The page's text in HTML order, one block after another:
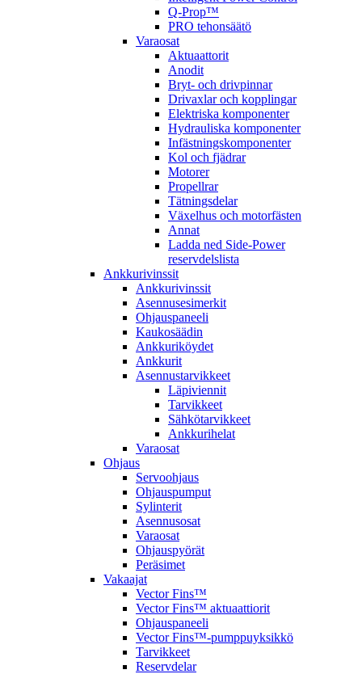
Q-Prop™
PRO tehonsäätö
Varaosat
Aktuaattorit
Anodit
Bryt- och drivpinnar
Drivaxlar och kopplingar
Elektriska komponenter
Hydrauliska komponenter
Infästningskomponenter
Kol och fjädrar
Motorer
Propellrar
Tätningsdelar
Växelhus och motorfästen
Annat
Ladda ned Side-Power
reservdelslista
Ankkurivinssit
Ankkurivinssit
Asennusesimerkit
Ohjauspaneeli
Kaukosäädin
Ankkuriköydet
Ankkurit
Asennustarvikkeet
Läpiviennit
Tarvikkeet
Sähkötarvikkeet
Ankkurihelat
Varaosat
Ohjaus
Servoohjaus
Ohjauspumput
Sylinterit
Asennusosat
Varaosat
Ohjauspyörät
Peräsimet
Vakaajat
Vector Fins™
Vector Fins™ aktuaattiorit
Ohjauspaneeli
Vector Fins™-pumppuyksikkö
Tarvikkeet
Reservdelar